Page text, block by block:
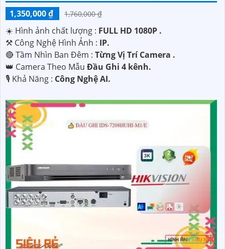
1,350,000 ₫
1,760,000 ₫
☀️ Hình ảnh chất lượng : FULL HD 1080P .
⚒ Công Nghệ Hình Ảnh : IP.
🔴 Tầm Nhìn Ban Đêm : Từng Vị Trí Camera .
👑 Camera Theo Mẫu Đầu Ghi 4 kênh.
️🎙 Khả Năng : Công Nghệ AI.